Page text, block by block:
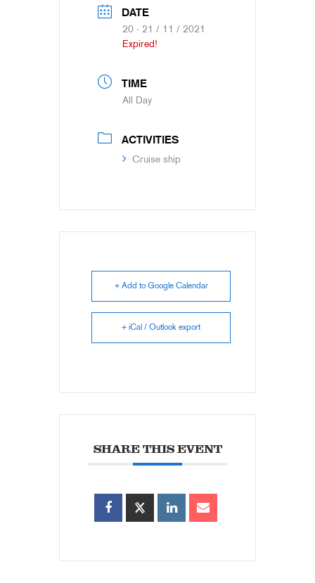
DATE
20 - 21 / 11 / 2021
Expired!
TIME
All Day
ACTIVITIES
Cruise ship
+ Add to Google Calendar
+ iCal / Outlook export
SHARE THIS EVENT